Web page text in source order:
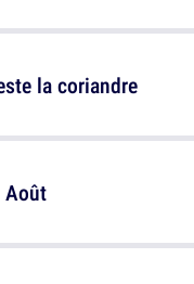
Août
la coriandre